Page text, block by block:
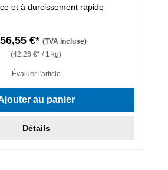
et à durcissement rapide
€* (TVA incluse)
(42,26 €* / 1 kg)
Évaluer l'article
au panier
Détails